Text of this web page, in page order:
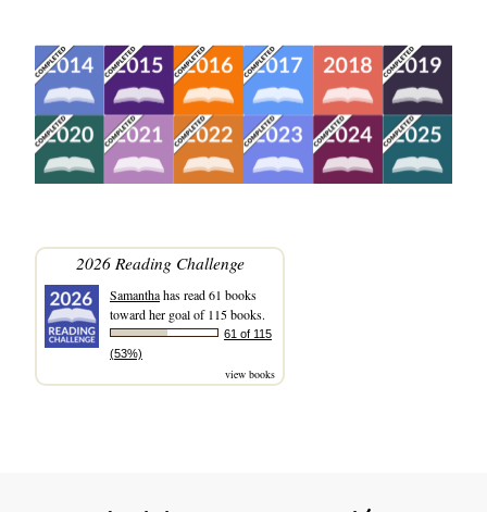
2026 Reading Challenge
Samanthahas read 61 books
toward her goal of 115 books.
61 of 115
(53%)
view books